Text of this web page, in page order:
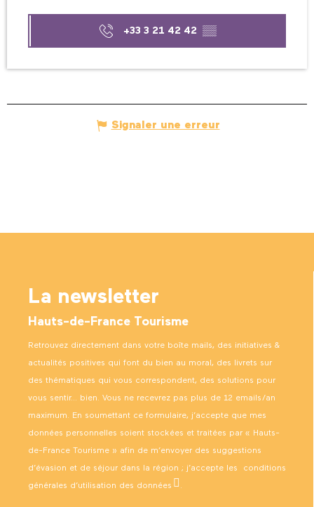
+33 3 21 42 42 ▒▒
Signaler une erreur
La newsletter
Hauts-de-France Tourisme
Retrouvez directement dans votre boîte mails, des initiatives &
actualités positives qui font du bien au moral, des livrets sur
des thématiques qui vous correspondent, des solutions pour
vous sentir… bien. Vous ne recevrez pas plus de 12 emails/an
maximum. En soumettant ce formulaire, j’accepte que mes
données personnelles soient stockées et traitées par « Hauts-
de-France Tourisme » afin de m’envoyer des suggestions
d’évasion et de séjour dans la région ; j’accepte les conditions
générales d’utilisation des données .